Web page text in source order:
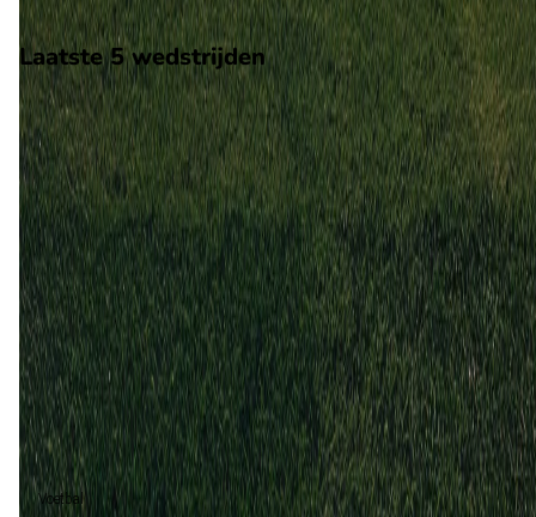
Scheidsrechter: Onbekend
Laatste 5 wedstrijden
H2H
Tuttocuoio
Trevigliese
3 mei 2026
Tuttocuoio
Trevigliese
3
3
21 dec2025
Trevigliese
Tuttocuoio
Gelijk (2) 100%
Voetbal